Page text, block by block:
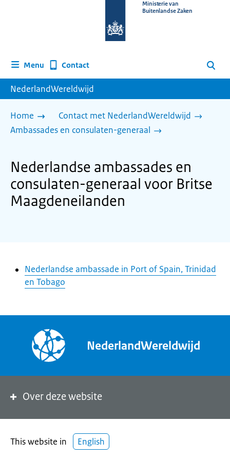
homepage
Ministerie van
Buitenlandse Zaken
Menu Contact Zoeken
NederlandWereldwijd
Home
Contact met NederlandWereldwijd
Ambassades en consulaten-generaal
Nederlandse ambassades en
consulaten-generaal voor Britse
Maagdeneilanden
Nederlandse ambassade in Port of Spain, Trinidad
en Tobago
NederlandWereldwijd
Over deze website
This website in English